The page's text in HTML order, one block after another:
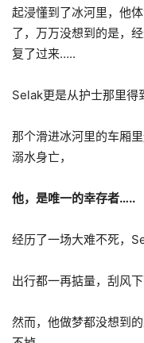
起浸懂到了冰河里，他
了，万万没想到的是，
复了过来…..
Selak更是从护士那里得
那个滑进冰河里的车厢
溺水身亡，
他，是唯一的幸存者…..
经历了一场大难不死，
出行都一再掂量，刮风
然而，他做梦都没想到